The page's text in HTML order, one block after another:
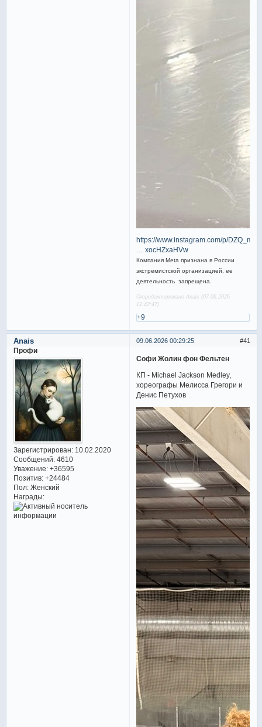
https://www.instagram.com/p/
… xocHZxaHVw
Компания Meta признана в России
экстремистской организацией, ее
деятельность запрещена.
Отредактировано Anais (07.06.2026
12:42:47)
+9
41
09.06.2026 00:29:25
Anais
Профи
Зарегистрирован: 10.02.2020
Сообщений:4610
Уважение: +36595
Позитив: +24484
Пол:Женский
Награды:
Софи Жолин фон Фельтен
КП - Michael Jackson Medley,
хореографы Мелисса Грегори и
Денис Петухов